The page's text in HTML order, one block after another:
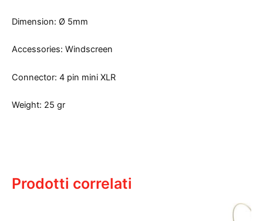
Dimension: Ø 5mm
Accessories: Windscreen
Connector: 4 pin mini XLR
Weight: 25 gr
Prodotti correlati